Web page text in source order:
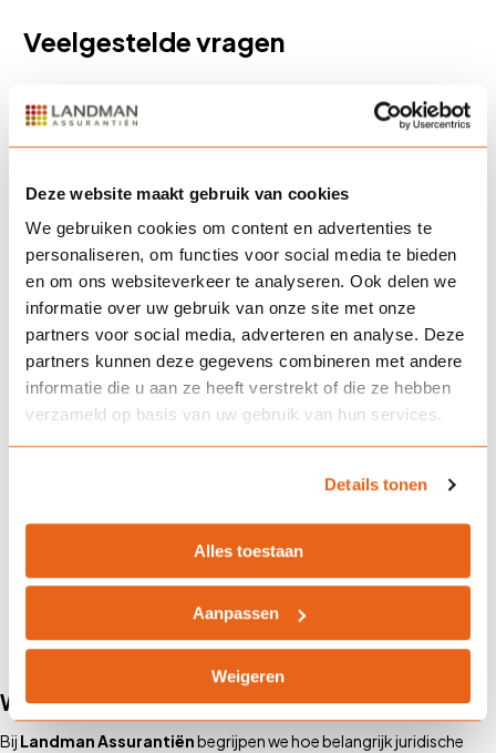
Deze website maakt gebruik van cookies
We gebruiken cookies om content en advertenties te
personaliseren, om functies voor social media te bieden
en om ons websiteverkeer te analyseren. Ook delen we
informatie over uw gebruik van onze site met onze
partners voor social media, adverteren en analyse. Deze
partners kunnen deze gegevens combineren met andere
informatie die u aan ze heeft verstrekt of die ze hebben
verzameld op basis van uw gebruik van hun services.
Details tonen
Alles toestaan
Aanpassen
Weigeren
Veelgestelde vragen
Wat dekt een
rechtsbijstandverzekering?
Is een rechtsbijstandverzekering
verplicht?
Kan ik direct gebruikmaken van
mijn rechtsbijstandverzekering?
Wat kost een
rechtsbijstandverzekering?
Waarom kiezen voor Landman Assurantiën?
Bij Landman Assurantiënbegrijpen we hoe belangrijk juridische